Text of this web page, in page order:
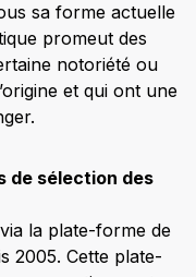
sa forme actuelle
promeut des
notoriété ou
et qui ont une
de sélection des
la plate-forme de
2005. Cette plate-